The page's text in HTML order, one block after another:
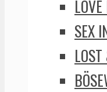
SEX